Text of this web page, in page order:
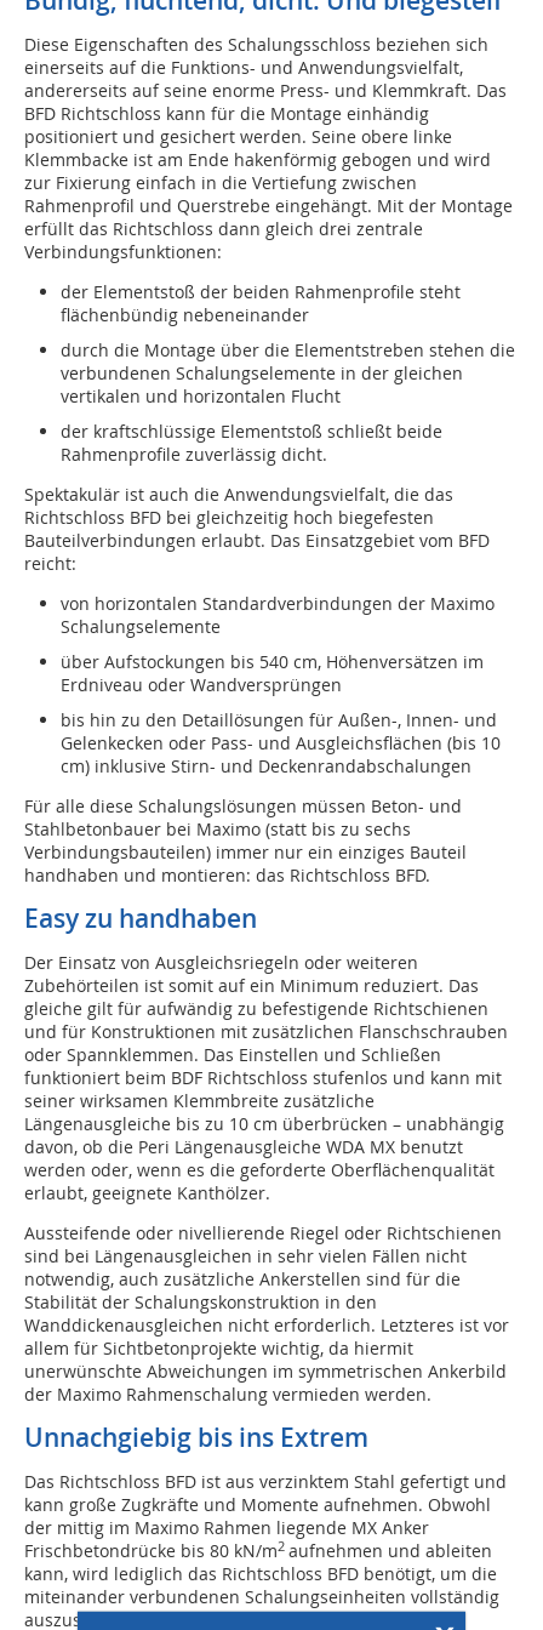
Diese Eigenschaften des Schalungsschloss beziehen sich
einerseits auf die Funktions- und Anwendungsvielfalt,
andererseits auf seine enorme Press- und Klemmkraft. Das
BFD Richtschloss kann für die Montage einhändig
positioniert und gesichert werden. Seine obere linke
Klemmbacke ist am Ende hakenförmig gebogen und wird
zur Fixierung einfach in die Vertiefung zwischen
Rahmenprofil und Querstrebe eingehängt. Mit der Montage
erfüllt das Richtschloss dann gleich drei zentrale
Verbindungsfunktionen:
der Elementstoß der beiden Rahmenprofile steht
flächenbündig nebeneinander
durch die Montage über die Elementstreben stehen die
verbundenen Schalungselemente in der gleichen
vertikalen und horizontalen Flucht
der kraftschlüssige Elementstoß schließt beide
Rahmenprofile zuverlässig dicht.
Spektakulär ist auch die Anwendungsvielfalt, die das
Richtschloss BFD bei gleichzeitig hoch biegefesten
Bauteilverbindungen erlaubt. Das Einsatzgebiet vom BFD
reicht:
von horizontalen Standardverbindungen der Maximo
Schalungselemente
über Aufstockungen bis 540 cm, Höhenversätzen im
Erdniveau oder Wandversprüngen
bis hin zu den Detaillösungen für Außen-, Innen- und
Gelenkecken oder Pass- und Ausgleichsflächen (bis 10
cm) inklusive Stirn- und Deckenrandabschalungen
Für alle diese Schalungslösungen müssen Beton- und
Stahlbetonbauer bei Maximo (statt bis zu sechs
Verbindungsbauteilen) immer nur ein einziges Bauteil
handhaben und montieren: das Richtschloss BFD.
Easy zu handhaben
Der Einsatz von Ausgleichsriegeln oder weiteren
Zubehörteilen ist somit auf ein Minimum reduziert. Das
gleiche gilt für aufwändig zu befestigende Richtschienen
und für Konstruktionen mit zusätzlichen Flanschschrauben
oder Spannklemmen. Das Einstellen und Schließen
funktioniert beim BDF Richtschloss stufenlos und kann mit
seiner wirksamen Klemmbreite zusätzliche
Längenausgleiche bis zu 10 cm überbrücken – unabhängig
davon, ob die Peri Längenausgleiche WDA MX benutzt
werden oder, wenn es die geforderte Oberflächenqualität
erlaubt, geeignete Kanthölzer.
Aussteifende oder nivellierende Riegel oder Richtschienen
sind bei Längenausgleichen in sehr vielen Fällen nicht
notwendig, auch zusätzliche Ankerstellen sind für die
Stabilität der Schalungskonstruktion in den
Wanddickenausgleichen nicht erforderlich. Letzteres ist vor
allem für Sichtbetonprojekte wichtig, da hiermit
unerwünschte Abweichungen im symmetrischen Ankerbild
der Maximo Rahmenschalung vermieden werden.
Unnachgiebig bis ins Extrem
Das Richtschloss BFD ist aus verzinktem Stahl gefertigt und
kann große Zugkräfte und Momente aufnehmen. Obwohl
der mittig im Maximo Rahmen liegende MX Anker
Frischbetondrücke bis 80 kN/m2 aufnehmen und ableiten
kann, wird lediglich das Richtschloss BFD benötigt, um die
miteinander verbundenen Schalungseinheiten vollständig
auszusteifen.